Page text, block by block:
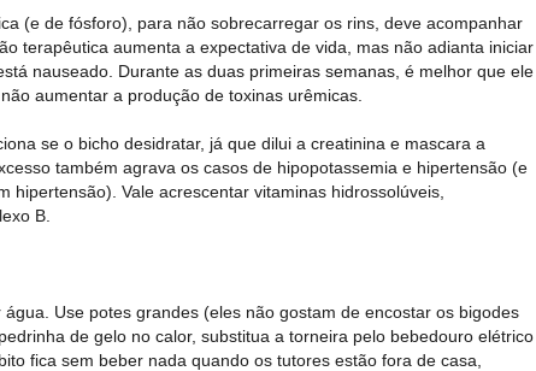
(e de fósforo), para não sobrecarregar os rins, deve acompanhar
terapêutica aumenta a expectativa de vida, mas não adianta iniciar
nauseado. Durante as duas primeiras semanas, é melhor que ele
aumentar a produção de toxinas urêmicas.
se o bicho desidratar, já que dilui a creatinina e mascara a
também agrava os casos de hipopotassemia e hipertensão (e
hipertensão). Vale acrescentar vitaminas hidrossolúveis,
B.
Use potes grandes (eles não gostam de encostar os bigodes
de gelo no calor, substitua a torneira pelo bebedouro elétrico
fica sem beber nada quando os tutores estão fora de casa,